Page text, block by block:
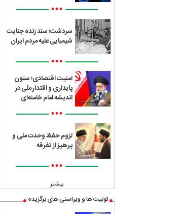
•••
سردشت؛ سند زنده جنایت
شیمیایی علیه مردم ایران
•••
امنیت اقتصادی؛ ستون
پایداری و اقتدار ملی در
اندیشه امام خامنه‌ای
•••
لزوم حفظ وحدت ملی و
پرهیز از تفرقه
•••
بیشتر
توئیت ها و ویراستی های برگزیده